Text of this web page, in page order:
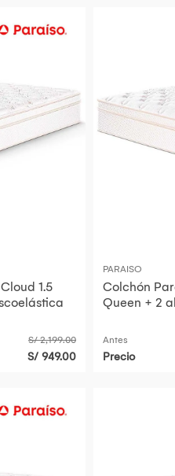
1.5
S/ 2,199.00
S/ 949.00
PARAISO
Colchón
Queen + 2
Antes
Precio